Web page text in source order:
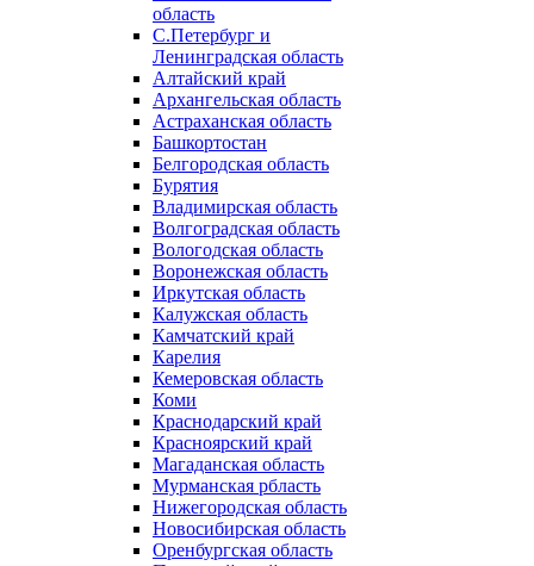
область
С.Петербург и
Ленинградская область
Алтайский край
Архангельская область
Астраханская область
Башкортостан
Белгородская область
Бурятия
Владимирская область
Волгоградская область
Вологодская область
Воронежская область
Иркутская область
Калужская область
Камчатский край
Карелия
Кемеровская область
Коми
Краснодарский край
Красноярский край
Магаданская область
Мурманская рбласть
Нижегородская область
Новосибирская область
Оренбургская область